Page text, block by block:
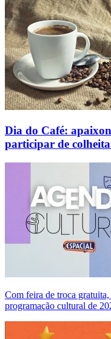
Dia do Café:
participar de
Com feira de troca
programação cultural de